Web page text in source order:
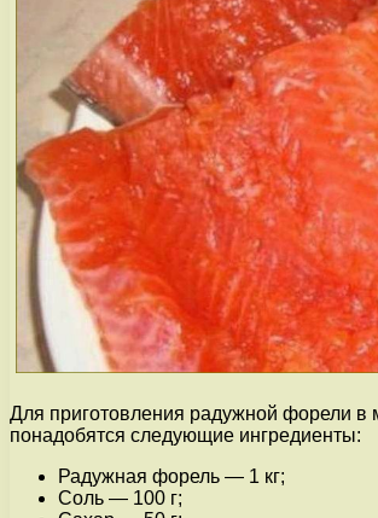
Для приготовления радужной форели в
понадобятся следующие ингредиенты:
Радужная форель — 1 кг;
Соль — 100 г;